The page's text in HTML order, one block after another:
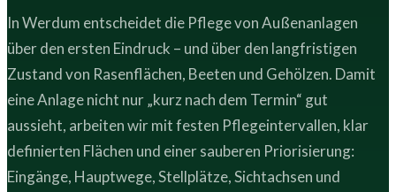
In Werdum entscheidet die Pflege von Außenanlagen
über den ersten Eindruck – und über den langfristigen
Zustand von Rasenflächen, Beeten und Gehölzen. Damit
eine Anlage nicht nur „kurz nach dem Termin“ gut
aussieht, arbeiten wir mit festen Pflegeintervallen, klar
definierten Flächen und einer sauberen Priorisierung:
Eingänge, Hauptwege, Stellplätze, Sichtachsen und